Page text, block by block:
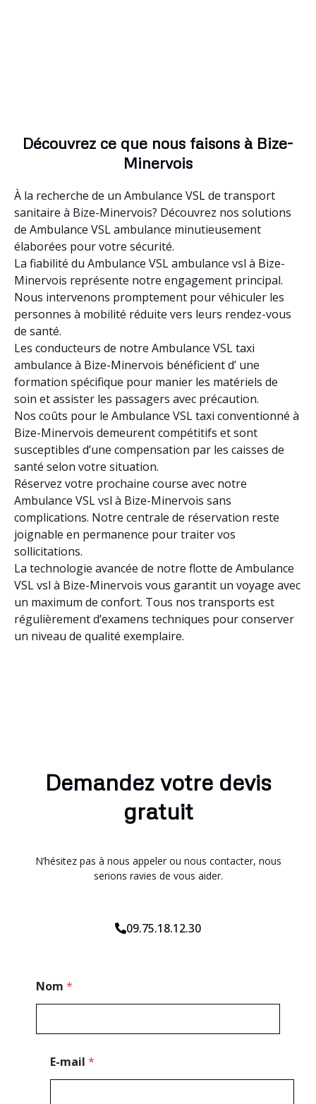
Découvrez ce que nous faisons à Bize-
Minervois
À la recherche de un Ambulance VSL de transport
sanitaire à Bize-Minervois? Découvrez nos solutions
de Ambulance VSL ambulance minutieusement
élaborées pour votre sécurité.
La fiabilité du Ambulance VSL ambulance vsl à Bize-
Minervois représente notre engagement principal.
Nous intervenons promptement pour véhiculer les
personnes à mobilité réduite vers leurs rendez-vous
de santé.
Les conducteurs de notre Ambulance VSL taxi
ambulance à Bize-Minervois bénéficient d’ une
formation spécifique pour manier les matériels de
soin et assister les passagers avec précaution.
Nos coûts pour le Ambulance VSL taxi conventionné à
Bize-Minervois demeurent compétitifs et sont
susceptibles d’une compensation par les caisses de
santé selon votre situation.
Réservez votre prochaine course avec notre
Ambulance VSL vsl à Bize-Minervois sans
complications. Notre centrale de réservation reste
joignable en permanence pour traiter vos
sollicitations.
La technologie avancée de notre flotte de Ambulance
VSL vsl à Bize-Minervois vous garantit un voyage avec
un maximum de confort. Tous nos transports est
régulièrement d’examens techniques pour conserver
un niveau de qualité exemplaire.
Demandez votre devis
gratuit
N’hésitez pas à nous appeler ou nous contacter, nous
serions ravies de vous aider.
09.75.18.12.30
Nom *
E-mail *